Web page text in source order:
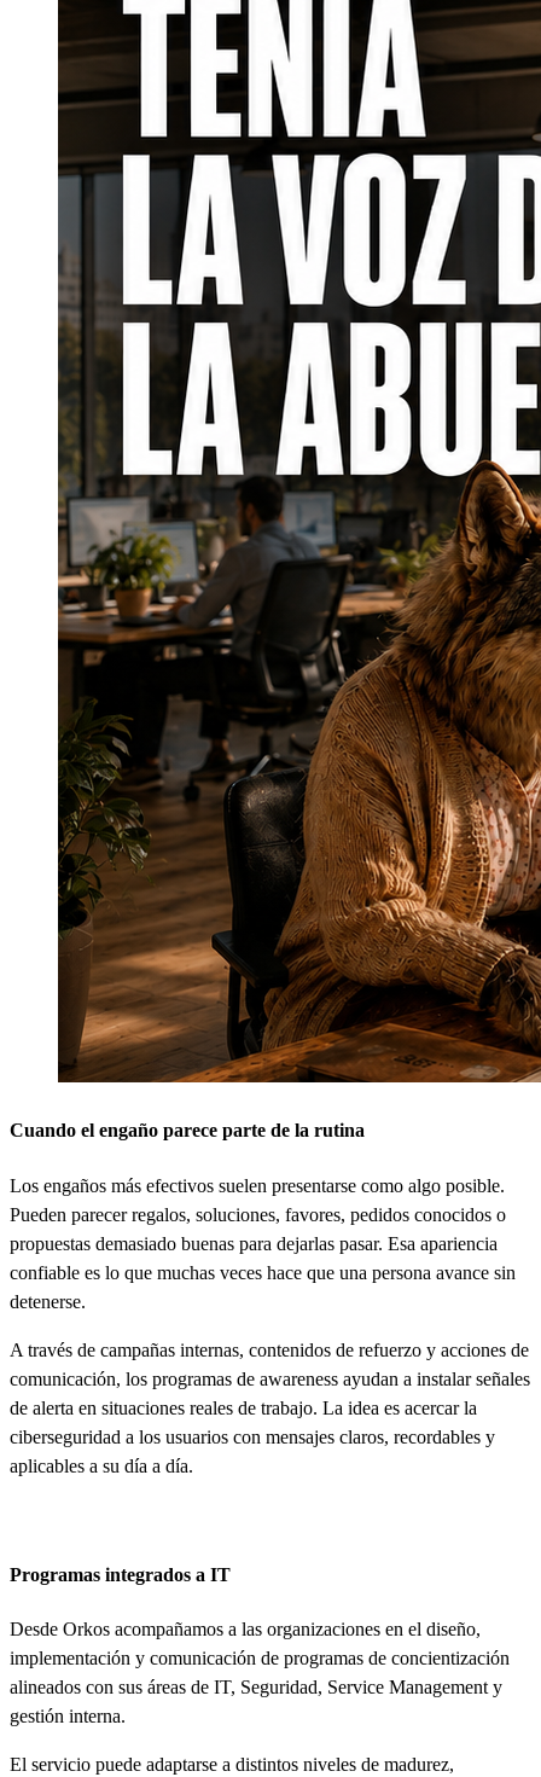
Cuando el engaño parece parte de la rutina
Los engaños más efectivos suelen presentarse como algo posible.
Pueden parecer regalos, soluciones, favores, pedidos conocidos o
propuestas demasiado buenas para dejarlas pasar. Esa apariencia
confiable es lo que muchas veces hace que una persona avance sin
detenerse.
A través de campañas internas, contenidos de refuerzo y acciones de
comunicación, los programas de awareness ayudan a instalar señales
de alerta en situaciones reales de trabajo. La idea es acercar la
ciberseguridad a los usuarios con mensajes claros, recordables y
aplicables a su día a día.
Programas integrados a IT
Desde Orkos acompañamos a las organizaciones en el diseño,
implementación y comunicación de programas de concientización
alineados con sus áreas de IT, Seguridad, Service Management y
gestión interna.
El servicio puede adaptarse a distintos niveles de madurez,